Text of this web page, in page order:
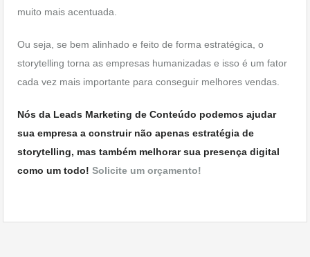
muito mais acentuada.
Ou seja, se bem alinhado e feito de forma estratégica, o
storytelling torna as empresas humanizadas e isso é um fator
cada vez mais importante para conseguir melhores vendas.
Nós da Leads Marketing de Conteúdo podemos ajudar
sua empresa a construir não apenas estratégia de
storytelling, mas também melhorar sua presença digital
como um todo! Solicite um orçamento!